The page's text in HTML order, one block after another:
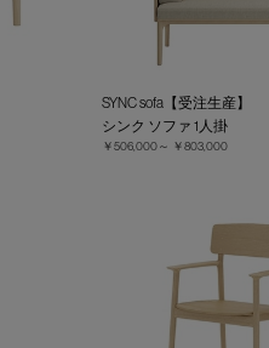
SYNC sofa【受注生産】
シンク ソファ 1人掛
￥506,000～ ￥803,000